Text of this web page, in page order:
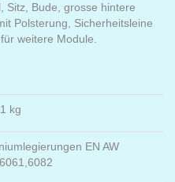
Sitz, Bude, grosse hintere
Polsterung, Sicherheitsleine
weitere Module.
kg
EN AW